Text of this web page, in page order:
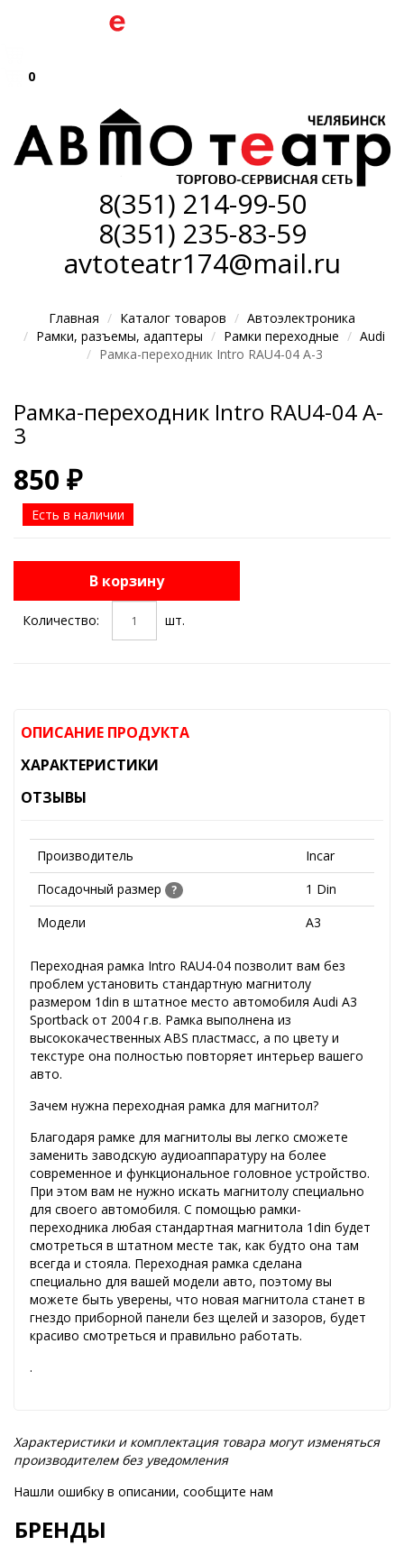
0
8(351) 214-99-50
8(351) 235-83-59
avtoteatr174@mail.ru
Главная Каталог товаров
Автоэлектроника
Рамки, разъемы, адаптеры
Рамки переходные
Audi
Рамка-переходник Intro RAU4-04 A-3
Рамка-переходник Intro RAU4-04 A-
3
850 ₽
Есть в наличии
В корзину
Количество: шт.
ОПИСАНИЕ ПРОДУКТА
ХАРАКТЕРИСТИКИ
ОТЗЫВЫ
Производитель
Incar
Посадочный размер
?
1 Din
Модели
A3
Переходная рамка Intro RAU4-04 позволит вам без
проблем установить стандартную магнитолу
размером 1din в штатное место автомобиля Audi A3
Sportback от 2004 г.в. Рамка выполнена из
высококачественных ABS пластмасс, а по цвету и
текстуре она полностью повторяет интерьер вашего
авто.
Зачем нужна переходная рамка для магнитол?
Благодаря рамке для магнитолы вы легко сможете
заменить заводскую аудиоаппаратуру на более
современное и функциональное головное устройство.
При этом вам не нужно искать магнитолу специально
для своего автомобиля. С помощью рамки-
переходника любая стандартная магнитола 1din будет
смотреться в штатном месте так, как будто она там
всегда и стояла. Переходная рамка сделана
специально для вашей модели авто, поэтому вы
можете быть уверены, что новая магнитола станет в
гнездо приборной панели без щелей и зазоров, будет
красиво смотреться и правильно работать.
.
Характеристики и комплектация товара могут изменяться
производителем без уведомления
Нашли ошибку в описании, сообщите нам
БРЕНДЫ